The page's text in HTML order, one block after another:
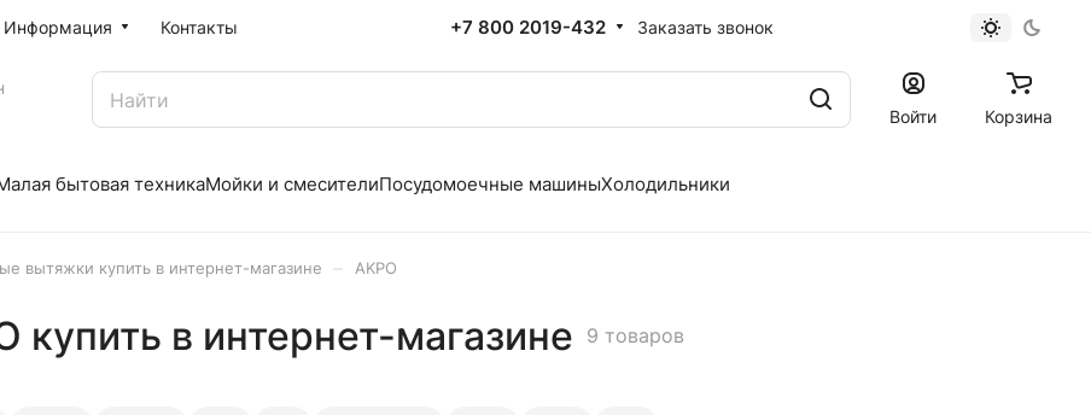
Информация Контакты +7 800 2019-432 Заказать звонок
Войти Корзина
бытовая техникаМойки и смесителиПосудомоечные машиныХолодильники
вытяжки купить в интернет-магазине AKPO
в интернет-магазине 9 товаров